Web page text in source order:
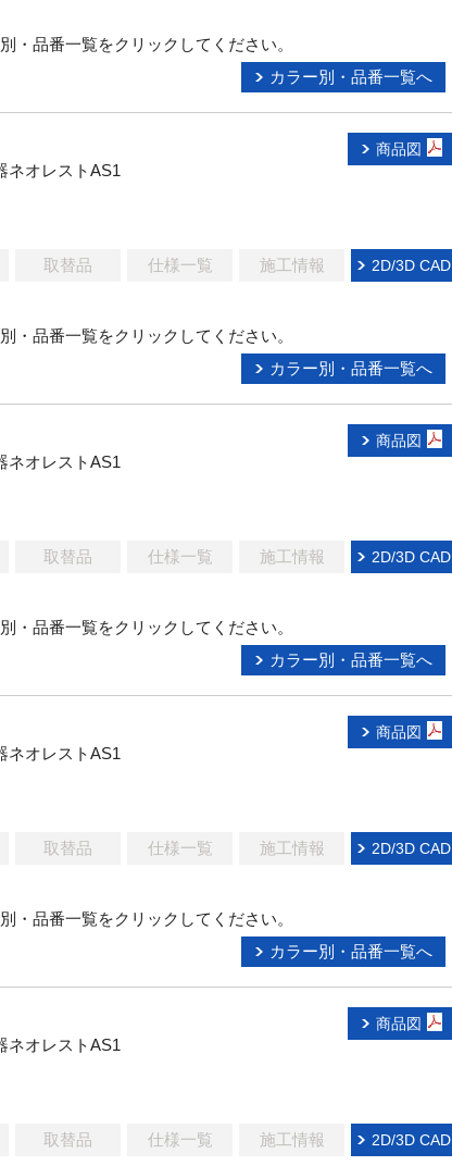
・品番一覧をクリックしてください。
カラー別・品番一覧へ
ネオレストAS1
商品図
取替品 仕様一覧 施工情報 2D/3D CAD
・品番一覧をクリックしてください。
カラー別・品番一覧へ
ネオレストAS1
商品図
取替品 仕様一覧 施工情報 2D/3D CAD
・品番一覧をクリックしてください。
カラー別・品番一覧へ
ネオレストAS1
商品図
取替品 仕様一覧 施工情報 2D/3D CAD
・品番一覧をクリックしてください。
カラー別・品番一覧へ
ネオレストAS1
商品図
取替品 仕様一覧 施工情報 2D/3D CAD